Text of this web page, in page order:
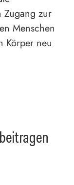
Zugang zur
Menschen
Körper neu